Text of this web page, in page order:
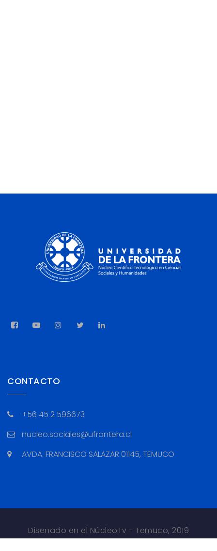
CONTACTO
+56 45 2 596673
nucleo.sociales@ufrontera.cl
AVDA. FRANCISCO SALAZAR 01145, TEMUCO
Diseñado en el NúcleoTv - Temuco, 2019